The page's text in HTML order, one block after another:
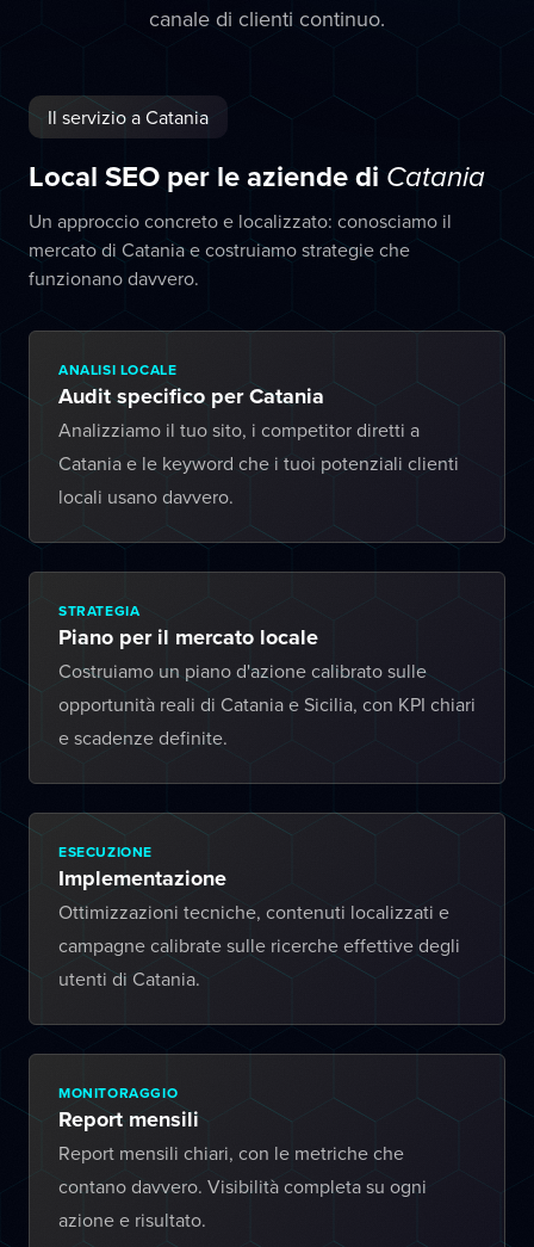
canale di clienti continuo.
Il servizio a Catania
Local SEO per le aziende di Catania
Un approccio concreto e localizzato: conosciamo il
mercato di Catania e costruiamo strategie che
funzionano davvero.
ANALISI LOCALE
Audit specifico per Catania
Analizziamo il tuo sito, i competitor diretti a
Catania e le keyword che i tuoi potenziali clienti
locali usano davvero.
STRATEGIA
Piano per il mercato locale
Costruiamo un piano d'azione calibrato sulle
opportunità reali di Catania e Sicilia, con KPI chiari
e scadenze definite.
ESECUZIONE
Implementazione
Ottimizzazioni tecniche, contenuti localizzati e
campagne calibrate sulle ricerche effettive degli
utenti di Catania.
MONITORAGGIO
Report mensili
Report mensili chiari, con le metriche che
contano davvero. Visibilità completa su ogni
azione e risultato.